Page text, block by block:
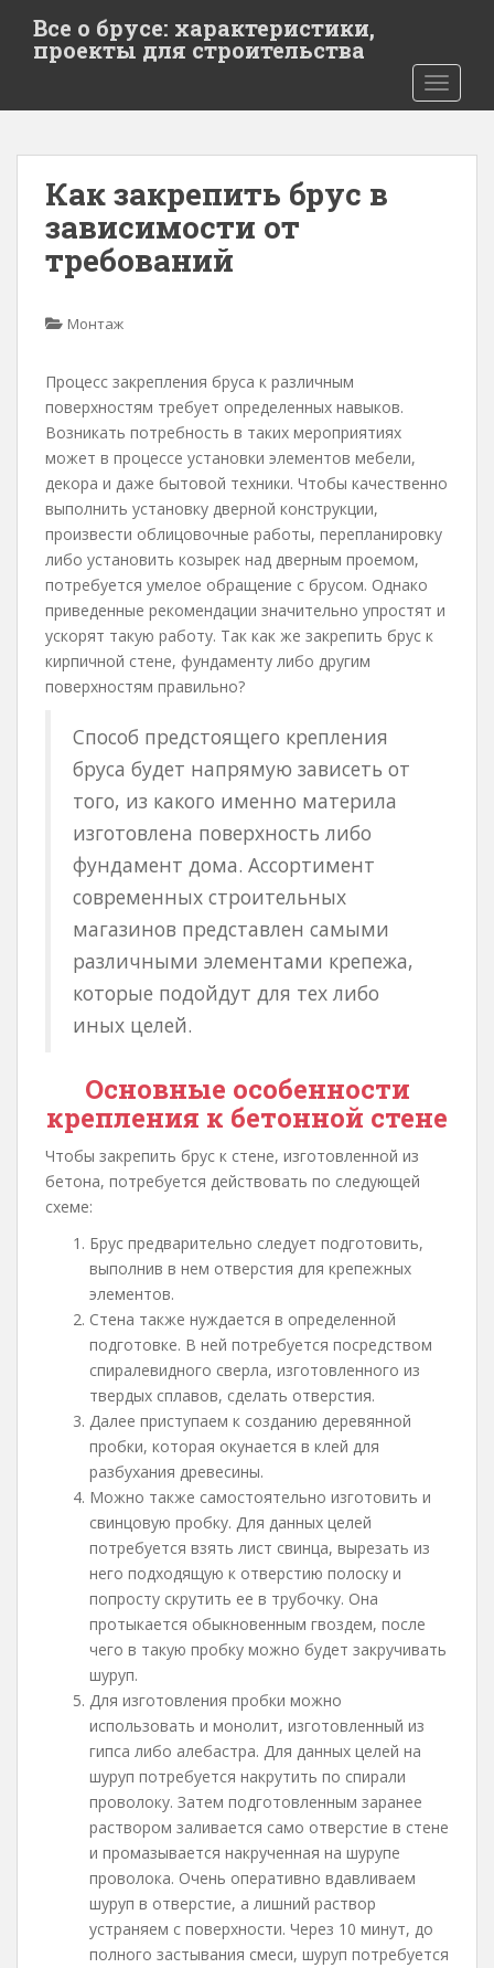
t
Все о брусе: характеристики,
проекты для строительства
Как закрепить брус в
зависимости от
требований
Монтаж
Процесс закрепления бруса к различным
поверхностям требует определенных навыков.
Возникать потребность в таких мероприятиях
может в процессе установки элементов мебели,
декора и даже бытовой техники. Чтобы качественно
выполнить установку дверной конструкции,
произвести облицовочные работы, перепланировку
либо установить козырек над дверным проемом,
потребуется умелое обращение с брусом. Однако
приведенные рекомендации значительно упростят и
ускорят такую работу. Так как же закрепить брус к
кирпичной стене, фундаменту либо другим
поверхностям правильно?
Способ предстоящего крепления
бруса будет напрямую зависеть от
того, из какого именно материла
изготовлена поверхность либо
фундамент дома. Ассортимент
современных строительных
магазинов представлен самыми
различными элементами крепежа,
которые подойдут для тех либо
иных целей.
Основные особенности
крепления к бетонной стене
Чтобы закрепить брус к стене, изготовленной из
бетона, потребуется действовать по следующей
схеме:
Брус предварительно следует подготовить,
выполнив в нем отверстия для крепежных
элементов.
Стена также нуждается в определенной
подготовке. В ней потребуется посредством
спиралевидного сверла, изготовленного из
твердых сплавов, сделать отверстия.
Далее приступаем к созданию деревянной
пробки, которая окунается в клей для
разбухания древесины.
Можно также самостоятельно изготовить и
свинцовую пробку. Для данных целей
потребуется взять лист свинца, вырезать из
него подходящую к отверстию полоску и
попросту скрутить ее в трубочку. Она
протыкается обыкновенным гвоздем, после
чего в такую пробку можно будет закручивать
шуруп.
Для изготовления пробки можно
использовать и монолит, изготовленный из
гипса либо алебастра. Для данных целей на
шуруп потребуется накрутить по спирали
проволоку. Затем подготовленным заранее
раствором заливается само отверстие в стене
и промазывается накрученная на шурупе
проволока. Очень оперативно вдавливаем
шуруп в отверстие, а лишний раствор
устраняем с поверхности. Через 10 минут, до
полного застывания смеси, шуруп потребуется